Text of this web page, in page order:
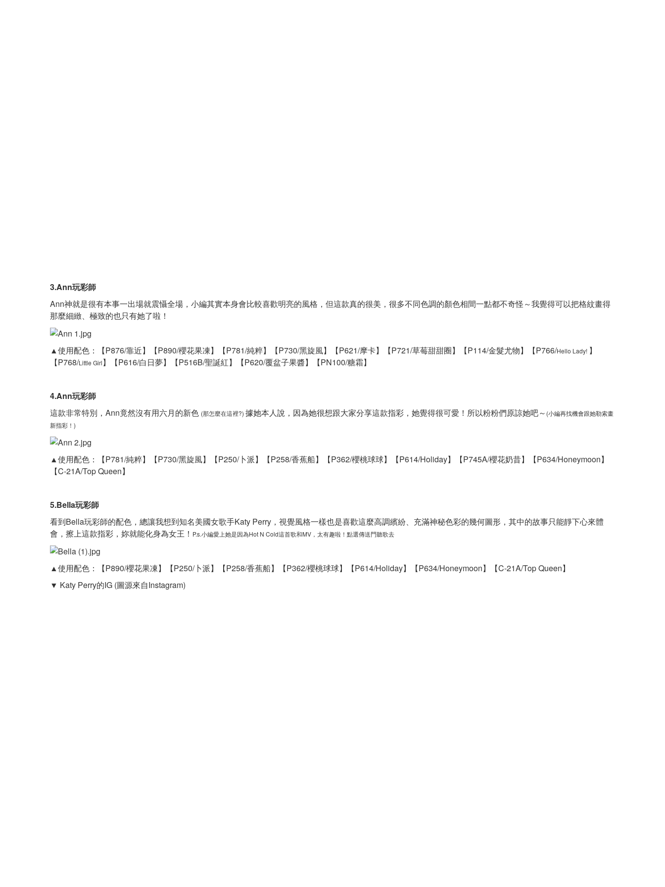
3.Ann玩彩師
Ann神就是很有本事一出場就震懾全場，小編其實本身會比較喜歡明亮的風格，但這款真的很美，很多不同色調的顏色相間一點都不奇怪～我覺得可以把格紋畫得
那麼細緻、極致的也只有她了啦！
▲使用配色： 【P876/靠近】 【P890/櫻花果凍】 【P781/純粹】 【P730/黑旋風】 【P621/摩卡】 【P721/草莓甜甜圈】 【P114/金髮尤物】 【P766/Hello Lady! 】
【P768/Little Girl】 【P616/白日夢】 【P516B/聖誕紅】 【P620/覆盆子果醬】 【PN100/糖霜】
4.Ann玩彩師
這款非常特別，Ann竟然沒有用六月的新色 (那怎麼在這裡?) 據她本人說，因為她很想跟大家分享這款指彩，她覺得很可愛！所以粉粉們原諒她吧～ (小編再找機會跟她勒索畫
新指彩！)
▲使用配色： 【P781/純粹】 【P730/黑旋風】 【P250/卜派】 【P258/香蕉船】 【P362/櫻桃球球】 【P614/Holiday】 【P745A/櫻花奶昔】
【P634/Honeymoon】
【C-21A/Top Queen】
5.Bella玩彩師
看到Bella玩彩師的配色，總讓我想到知名美國女歌手Katy Perry，視覺風格一樣也是喜歡這麼高調繽紛、充滿神秘色彩的幾何圖形，其中的故事只能靜下心來體
會，擦上這款指彩，妳就能化身為女王！ P.s.小編愛上她是因為Hot N Cold這首歌和MV，太有趣啦！ 點選傳送門聽歌去
▲使用配色： 【P890/櫻花果凍】 【P250/卜派】 【P258/香蕉船】 【P362/櫻桃球球】 【P614/Holiday】 【P634/Honeymoon】
【C-21A/Top Queen】
▼ Katy Perry的IG (圖源來自Instagram)